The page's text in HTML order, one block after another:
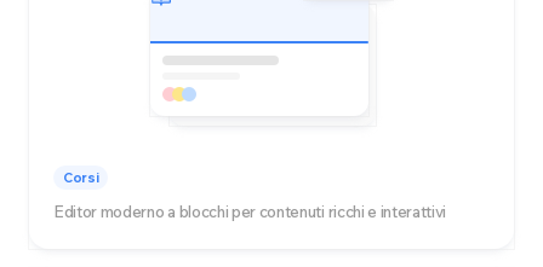
Corsi
Editor moderno a blocchi per contenuti ricchi e interattivi